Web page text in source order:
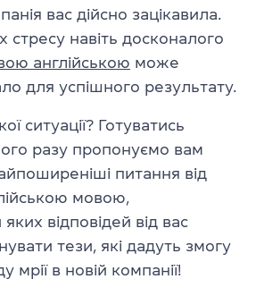
вас дійсно зацікавила.
стресу навіть досконалого
англійською може
для успішного результату.
ситуації? Готуватись
разу пропонуємо вам
питання від
мовою,
відповідей від вас
тези, які дадуть змогу
мрії в новій компанії!